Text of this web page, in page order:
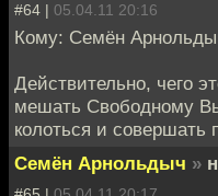
#64 | 05.04.11 20:16
Кому: Семён
Действительно, чего
мешать Свободному
колоться и совершать
Семён Арнольдыч »